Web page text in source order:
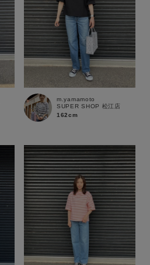
m.yamamoto
SUPER SHOP 松江店
162cm